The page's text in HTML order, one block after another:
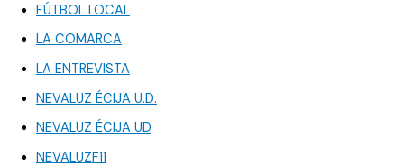
FÚTBOL LOCAL
LA COMARCA
LA ENTREVISTA
NEVALUZ ÉCIJA U.D.
NEVALUZ ÉCIJA UD
NEVALUZF11